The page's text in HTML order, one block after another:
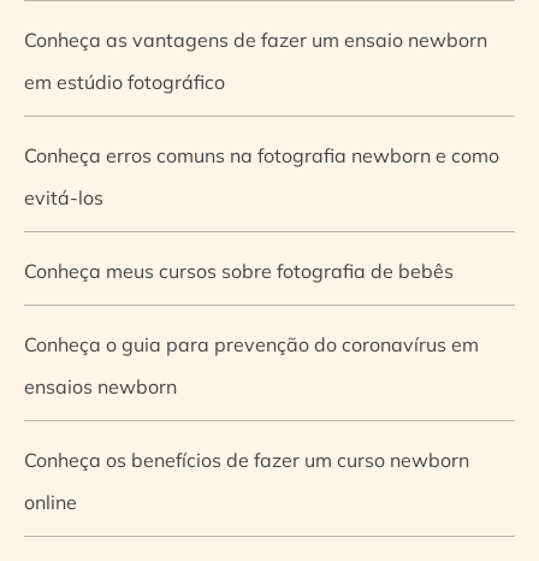
Conheça as vantagens de fazer um ensaio newborn
em estúdio fotográfico
Conheça erros comuns na fotografia newborn e como
evitá-los
Conheça meus cursos sobre fotografia de bebês
Conheça o guia para prevenção do coronavírus em
ensaios newborn
Conheça os benefícios de fazer um curso newborn
online